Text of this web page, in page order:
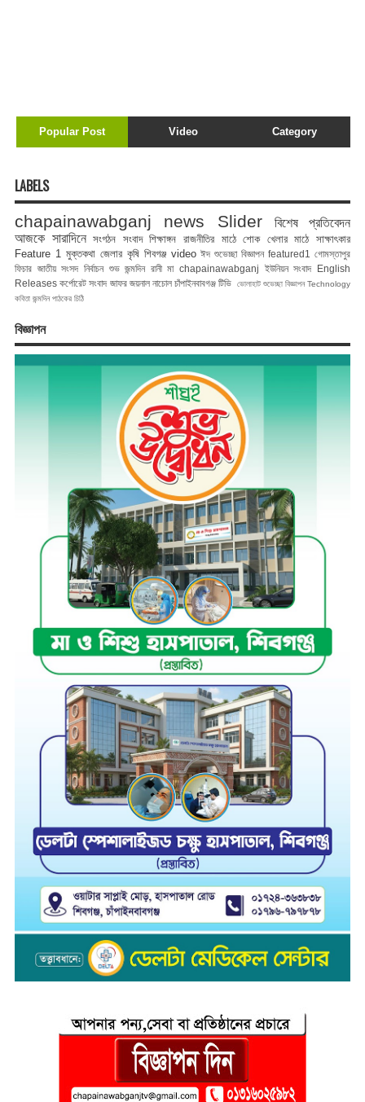
Popular Post Video Category
LABELS
chapainawabganj news Slider
বিশেষ প্রতিবেদন
আজকে সারাদিনে সংগঠন সংবাদ শিক্ষাঙ্গন রাজনীতির মাঠে শোক খেলার মাঠে
সাক্ষাৎকার
Feature 1 মুক্তকথা জেলার কৃষি শিবগঞ্জ video ঈদ শুভেচ্ছা বিজ্ঞাপন featured1
গোমস্তাপুর
ফিচার জাতীয় সংসদ নির্বাচন শুভ জন্মদিন রানী মা chapainawabganj ইউনিয়ন সংবাদ
English
Releases কর্পোরেট সংবাদ জাফর জয়নাল নাচোল চাঁপাইনবাবগঞ্জ টিভি ভোলাহাট শুভেচ্ছা বিজ্ঞাপন Technology
কবিতা জন্মদিন পাঠকের চিঠি
বিজ্ঞাপন